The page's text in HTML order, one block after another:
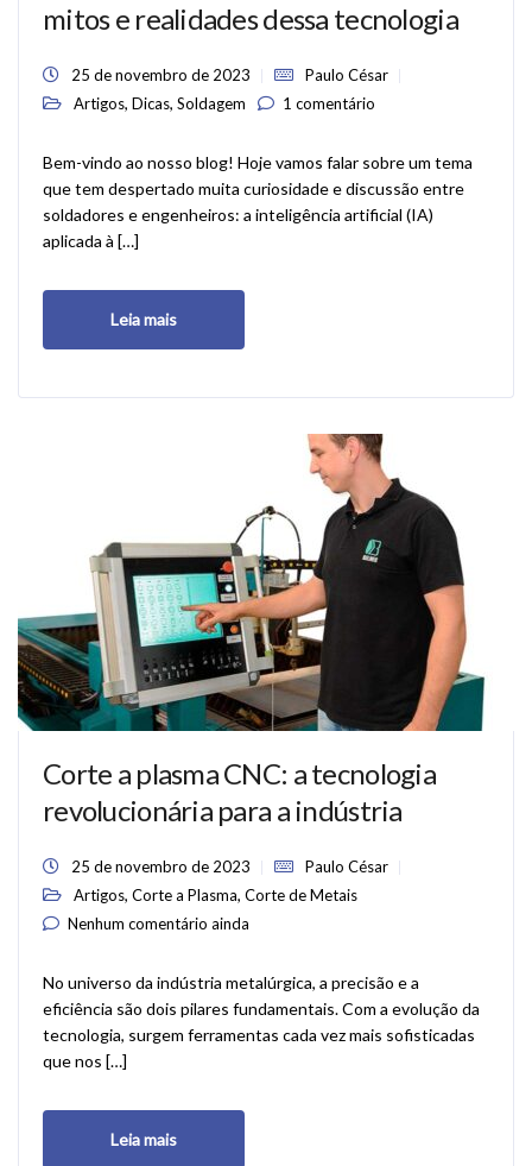
mitos e realidades dessa tecnologia
25 de novembro de 2023
Paulo César
Artigos, Dicas, Soldagem 1 comentário
Bem-vindo ao nosso blog! Hoje vamos falar sobre um tema
que tem despertado muita curiosidade e discussão entre
soldadores e engenheiros: a inteligência artificial (IA)
aplicada à […]
Leia mais
Corte a plasma CNC: a tecnologia
revolucionária para a indústria
25 de novembro de 2023
Paulo César
Artigos, Corte a Plasma, Corte de Metais
Nenhum comentário ainda
No universo da indústria metalúrgica, a precisão e a
eficiência são dois pilares fundamentais. Com a evolução da
tecnologia, surgem ferramentas cada vez mais sofisticadas
que nos […]
Leia mais